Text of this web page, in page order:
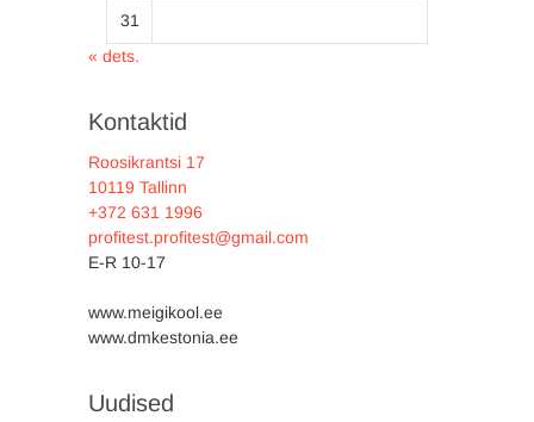
31
« dets.
Kontaktid
Roosikrantsi 17
10119 Tallinn
+372 631 1996
profitest.profitest@gmail.com
E-R 10-17
www.meigikool.ee
www.dmkestonia.ee
Uudised